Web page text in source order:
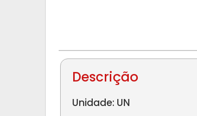
Descrição
Unidade: UN